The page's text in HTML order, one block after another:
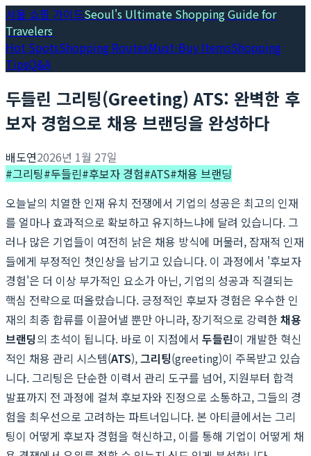
서울 쇼핑 가이드Seoul's Ultimate Shopping Guide for
Travelers
Hot SpotsShopping RoutesMust-Buy ItemsShopping
TipsQ&A
두들린 그리팅(Greeting) ATS: 완벽한 후
보자 경험으로 채용 브랜딩을 완성하다
배도연2026년 1월 27일
#그리팅#두들린#후보자 경험#ATS#채용 브랜딩
오늘날의 치열한 인재 유치 전쟁에서 기업의 성공은 최고의 인재
를 얼마나 효과적으로 확보하고 유지하느냐에 달려 있습니다. 그
러나 많은 기업들이 여전히 낡은 채용 방식에 머물러, 잠재적 인재
들에게 부정적인 첫인상을 남기고 있습니다. 이 과정에서 '후보자
경험'은 더 이상 부가적인 요소가 아닌, 기업의 성공과 직결되는
핵심 전략으로 떠올랐습니다. 긍정적인 후보자 경험은 우수한 인
재의 최종 합류를 이끌어낼 뿐만 아니라, 장기적으로 강력한채용
브랜딩의 초석이 됩니다. 바로 이 지점에서 두들린이 개발한 혁신
적인 채용 관리 시스템(ATS),그리팅(greeting)이 주목받고 있습
니다. 그리팅은 단순한 이력서 관리 도구를 넘어, 지원부터 합격
발표까지 전 과정에 걸쳐 후보자와 진정으로 소통하고, 그들의 경
험을 최우선으로 고려하는 파트너입니다. 본 아티클에서는 그리
팅이 어떻게 후보자 경험을 혁신하고, 이를 통해 기업이 어떻게 채